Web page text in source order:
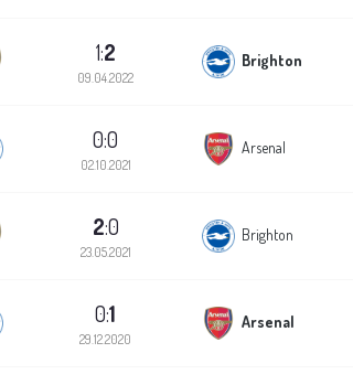
1:2
09.04.2022
Brighton
0:0
02.10.2021
Arsenal
2:0
23.05.2021
Brighton
0:1
29.12.2020
Arsenal